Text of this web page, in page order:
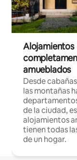
Alojamientos
amueblados
Desde
las montañas
de la ciudad,
alojamientos
tienen todas
de un hogar.